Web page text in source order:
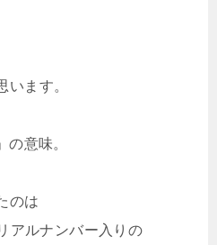
ます。
意味。
のは
アルナンバー入りの